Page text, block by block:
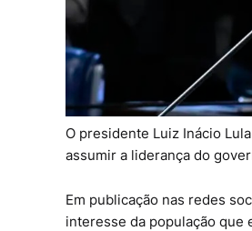
O presidente Luiz Inácio
assumir a liderança do
Em publicação nas redes
interesse da população que